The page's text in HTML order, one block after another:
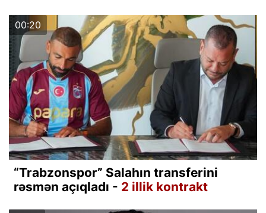
00:20
“Trabzonspor” Salahın transferini
rəsmən açıqladı - 2 illik kontrakt